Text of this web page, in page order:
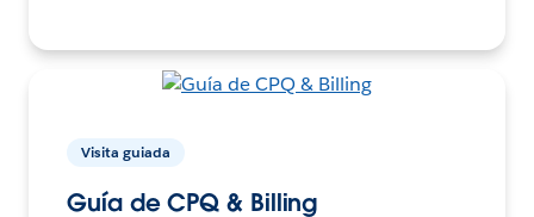
Visita guiada
Guía de CPQ & Billing